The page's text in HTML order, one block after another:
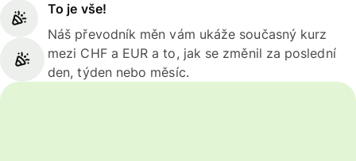
To je vše!
Náš převodník měn vám ukáže současný kurz
mezi CHF a EUR a to, jak se změnil za poslední
den, týden nebo měsíc.